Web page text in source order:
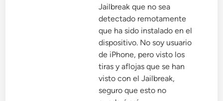
Jailbreak que no sea
detectado remotamente
que ha sido instalado en el
dispositivo. No soy usuario
de iPhone, pero visto los
tiras y aflojas que se han
visto con el Jailbreak,
seguro que esto no